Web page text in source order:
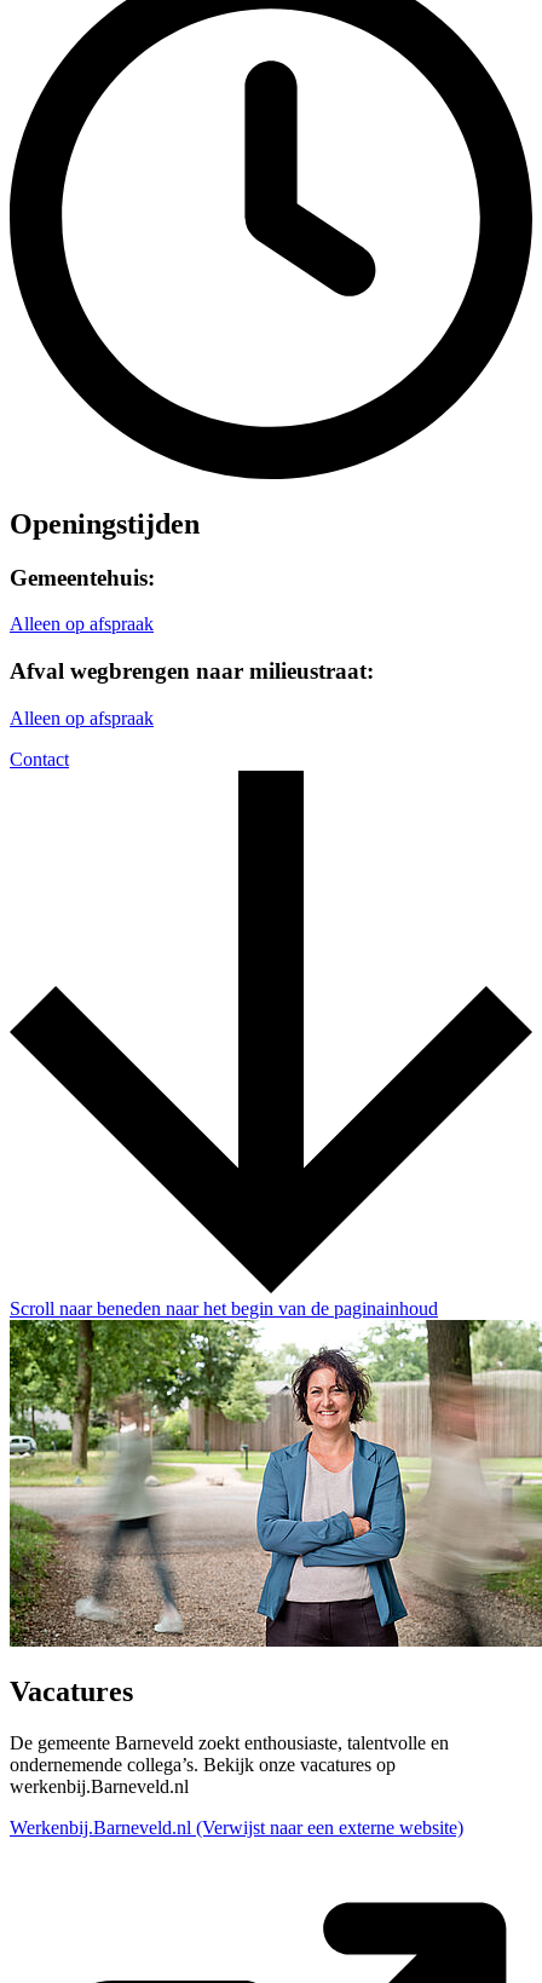
Openingstijden
Gemeentehuis:
Alleen op afspraak
Afval wegbrengen naar milieustraat:
Alleen op afspraak
Contact
Scroll naar beneden naar het begin van de paginainhoud
Vacatures
De gemeente Barneveld zoekt enthousiaste, talentvolle en
ondernemende collega’s. Bekijk onze vacatures op
werkenbij.Barneveld.nl
Werkenbij.Barneveld.nl (Verwijst naar een externe website)